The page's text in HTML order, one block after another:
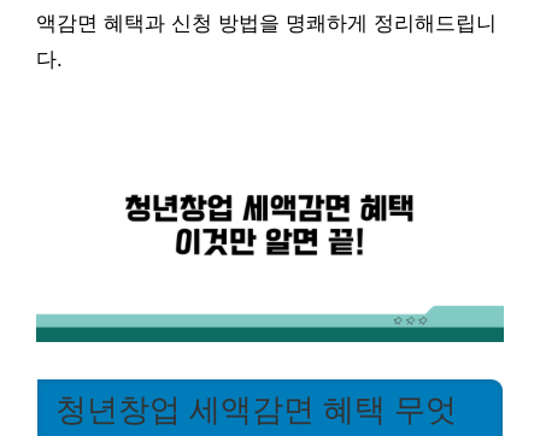
액감면 혜택과 신청 방법을 명쾌하게 정리해드립니
다.
청년창업 세액감면 혜택 무엇